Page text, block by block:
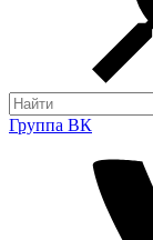
Группа ВК